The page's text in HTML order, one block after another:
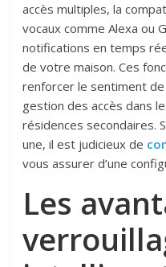
accès multiples, la
vocaux comme Alexa ou
notifications en temps
de votre maison. Ces
renforcer le sentiment
gestion des accès dans
résidences secondaires.
une, il est judicieux de
vous assurer d’une
Les